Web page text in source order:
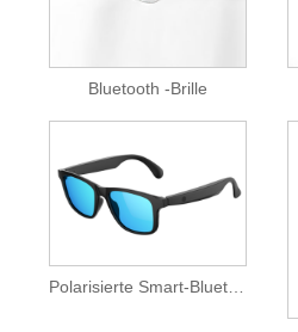
Bluetooth -Brille
Polarisierte Smart-Bluetooth-Brille